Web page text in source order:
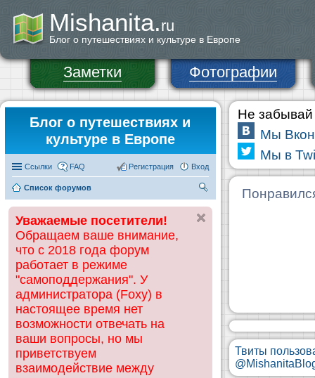
Mishanita.ru
Блог о путешествиях и культуре в Европе
Заметки Фотографии
Блог о путешествиях и
культуре в Европе
Ссылки FAQ Вход
Регистрация
Список форумов
ск
Уважаемые посетители!
Обращаем ваше внимание,
что с 2018 года форум
работает в режиме
"самоподдержания". У
администратора (Foxy) в
настоящее время нет
возможности отвечать на
ваши вопросы, но мы
приветствуем
взаимодействие между
Не забывай
Мы
Мы в
Твиты